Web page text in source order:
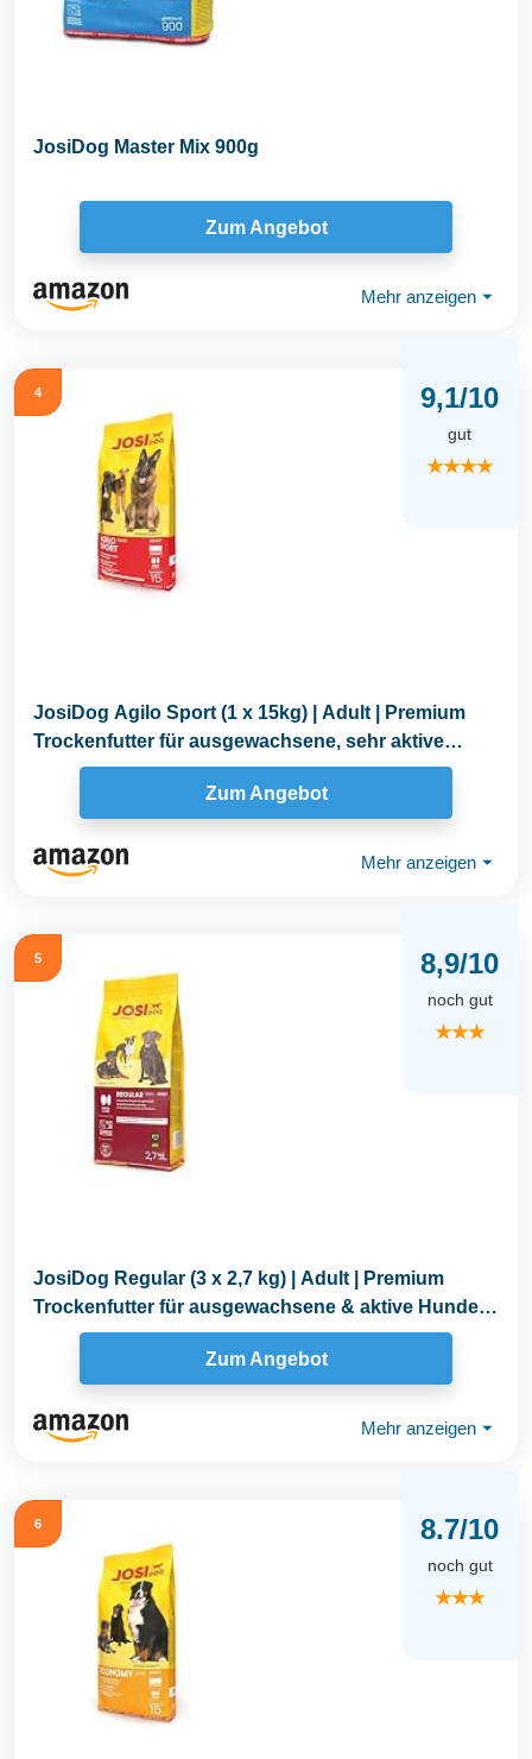
JosiDog Master Mix 900g
Zum Angebot
Mehr anzeigen ⏷
4 9,1/10
gut
★★★★
JosiDog Agilo Sport (1 x 15kg) | Adult | Premium
Trockenfutter für ausgewachsene, sehr aktive
Hunde...
Zum Angebot
Mehr anzeigen ⏷
5 8,9/10
noch gut
★★★
JosiDog Regular (3 x 2,7 kg) | Adult | Premium
Trockenfutter für ausgewachsene & aktive Hunde |
Zum Angebot
Mehr anzeigen ⏷
6 8.7/10
noch gut
★★★